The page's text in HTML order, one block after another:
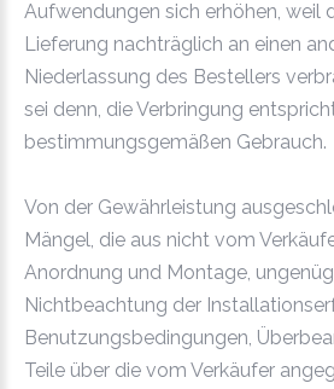
Aufwendungen sich erhöhen, weil
Lieferung nachträglich an einen
Niederlassung des Bestellers
sei denn, die Verbringung
bestimmungsgemäßen Gebrauch.
Von der Gewährleistung
Mängel, die aus nicht vom
Anordnung und Montage,
Nichtbeachtung der
Benutzungsbedingungen,
Teile über die vom Verkäufer